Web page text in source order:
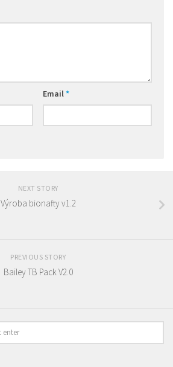
Email *
NEXT STORY
Výroba bionafty v1.2
PREVIOUS STORY
Bailey TB Pack V2.0